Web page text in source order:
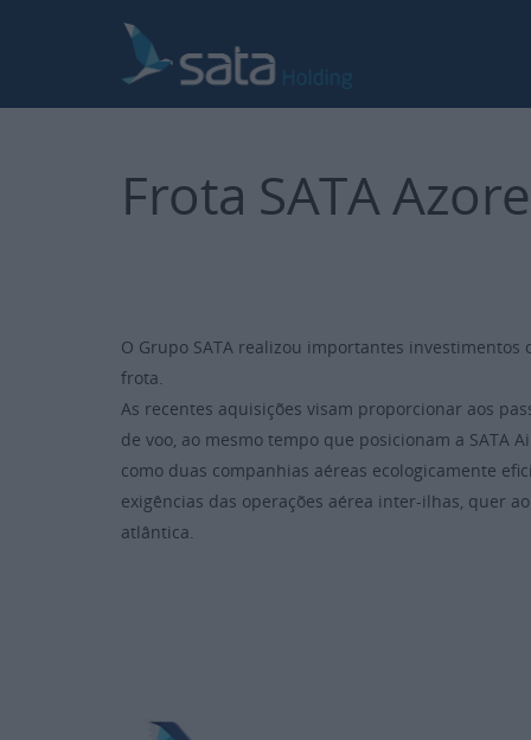
conteúdo
Frota SATA
O Grupo SATA realizou importantes investimentos
frota.
As recentes aquisições visam proporcionar aos
de voo, ao mesmo tempo que posicionam a SATA
como duas companhias aéreas ecologicamente
exigências das operações aérea inter-ilhas, quer
atlântica.